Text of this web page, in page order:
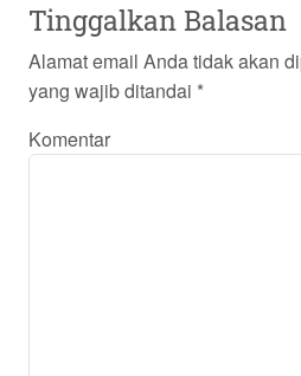
Tinggalkan Balasan
Alamat email Anda tidak akan
yang wajib ditandai *
Komentar